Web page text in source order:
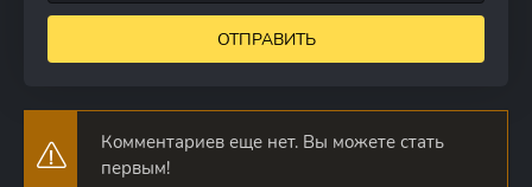
ОТПРАВИТЬ
Комментариев еще нет. Вы можете стать
первым!